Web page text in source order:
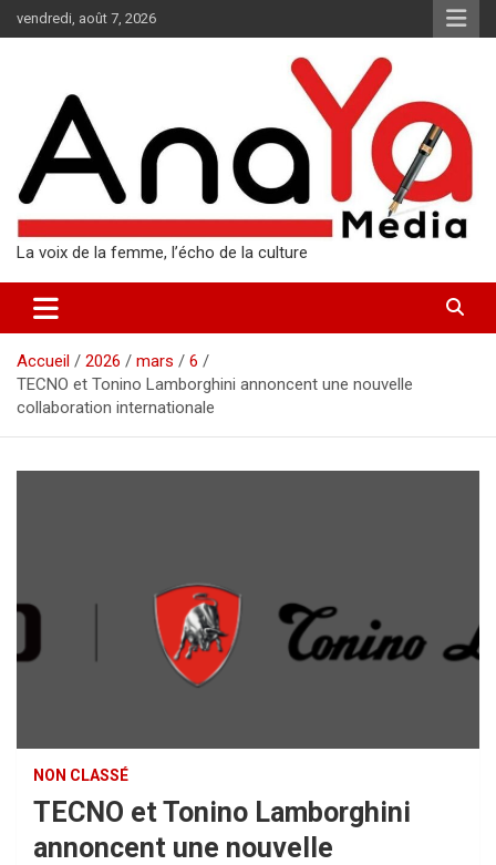
au
vendredi, août 7, 2026
La voix de la femme, l’écho de la culture
Accueil 2026 mars
6
TECNO et Tonino Lamborghini annoncent une nouvelle
collaboration internationale
NON CLASSÉ
TECNO et Tonino Lamborghini
annoncent une nouvelle